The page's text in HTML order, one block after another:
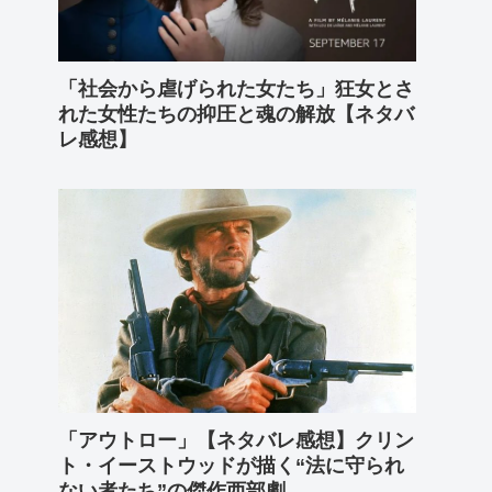
「社会から虐げられた女たち」狂女とさ
れた女性たちの抑圧と魂の解放【ネタバ
レ感想】
「アウトロー」【ネタバレ感想】クリン
ト・イーストウッドが描く“法に守られ